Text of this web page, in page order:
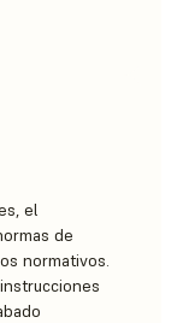
el
de
normativos.